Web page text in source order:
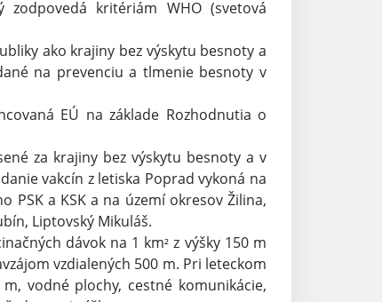
kritériám WHO (svetová
ako krajiny bez výskytu besnoty a
na prevenciu a tlmenie besnoty v
EÚ na základe Rozhodnutia o
za krajiny bez výskytu besnoty a v
vakcín z letiska Poprad vykoná na
PSK a KSK a na území okresov Žilina,
Liptovský Mikuláš.
dávok na 1 km²z výšky 150 m
vzdialených 500 m. Pri leteckom
vodné plochy, cestné komunikácie,